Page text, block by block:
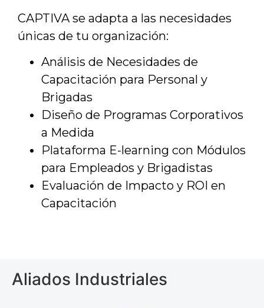
CAPTIVA se adapta a las necesidades
únicas de tu organización:
Análisis de Necesidades de
Capacitación para Personal y
Brigadas
Diseño de Programas Corporativos
a Medida
Plataforma E-learning con Módulos
para Empleados y Brigadistas
Evaluación de Impacto y ROI en
Capacitación
Aliados Industriales